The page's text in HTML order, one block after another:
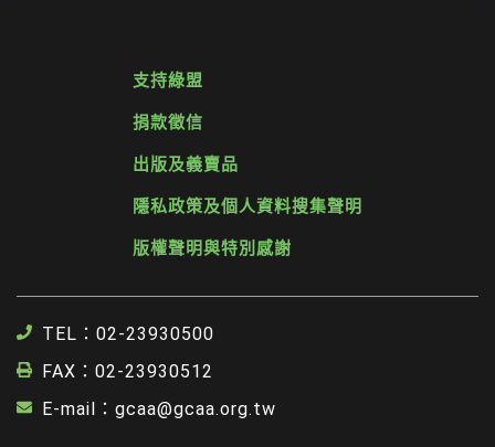
支持綠盟
捐款徵信
出版及義賣品
隱私政策及個人資料搜集聲明
版權聲明與特別感謝
TEL：02-23930500
FAX：02-23930512
E-mail：gcaa@gcaa.org.tw